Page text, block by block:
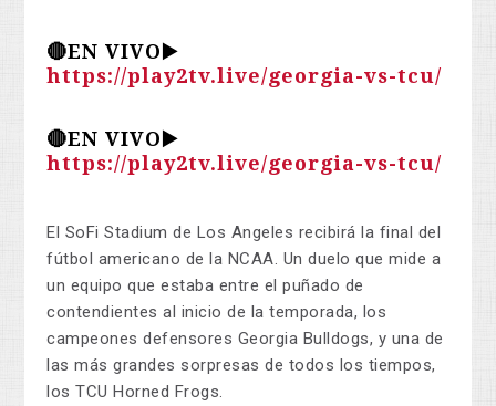
🔴EN VIVO▶️
https://play2tv.live/georgia-vs-tcu/
🔴EN VIVO▶️
https://play2tv.live/georgia-vs-tcu/
El SoFi Stadium de Los Angeles recibirá la final del
fútbol americano de la NCAA. Un duelo que mide a
un equipo que estaba entre el puñado de
contendientes al inicio de la temporada, los
campeones defensores Georgia Bulldogs, y una de
las más grandes sorpresas de todos los tiempos,
los TCU Horned Frogs.